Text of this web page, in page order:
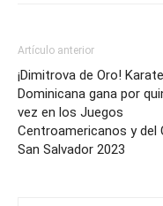
Artículo anterior
¡Dimitrova de Oro!
Dominicana gana por
vez en los Juegos
Centroamericanos y del
San Salvador 2023